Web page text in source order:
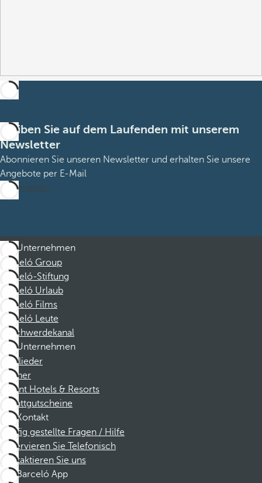
Bleiben Sie auf dem Laufenden mit unserem
Newsletter
Abonnieren Sie unseren Newsletter und erhalten Sie unsere
Angebote per E-Mail
Abonnieren
Unternehmen
Barceló Group
Barceló-Stiftung
Barceló Urlaub
Barceló Films
Barceló Leute
Beschwerdekanal
Unternehmen
Mitglieder
Partner
Dorint Hotels & Resorts
Rabattgutscheine
Kontakt
Häufig gestellte Fragen / Hilfe
Reservieren Sie Telefonisch
Kontaktieren Sie uns
Barceló App